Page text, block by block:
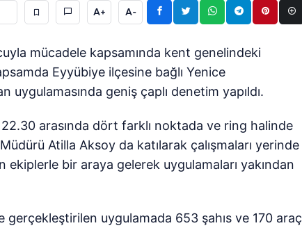
A+ A-
mücadele kapsamında kent genelindeki
Eyyübiye ilçesine bağlı Yenice
geniş çaplı denetim yapıldı.
arasında dört farklı noktada ve ring halinde
Atilla Aksoy da katılarak çalışmaları yerinde
bir araya gelerek uygulamaları yakından
uygulamada 653 şahıs ve 170 araç